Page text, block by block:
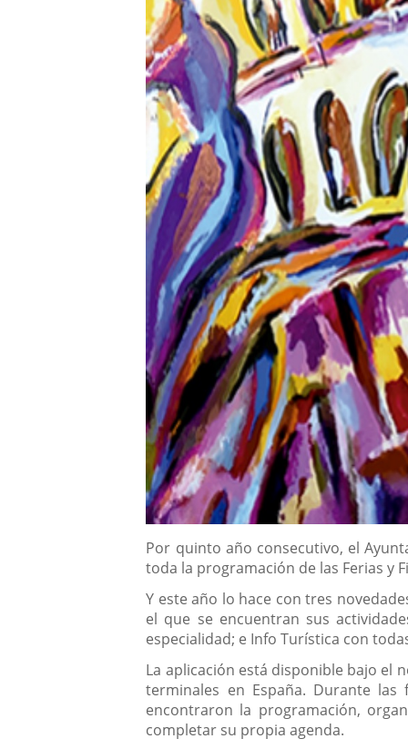
Descripción
Por quinto año consecutivo, el
toda la programación de las Ferias y
Y este año lo hace con tres
el que se encuentran sus
especialidad; e Info Turística con
La aplicación está disponible bajo el
terminales en España. Durante
encontraron la programación,
completar su propia agenda.